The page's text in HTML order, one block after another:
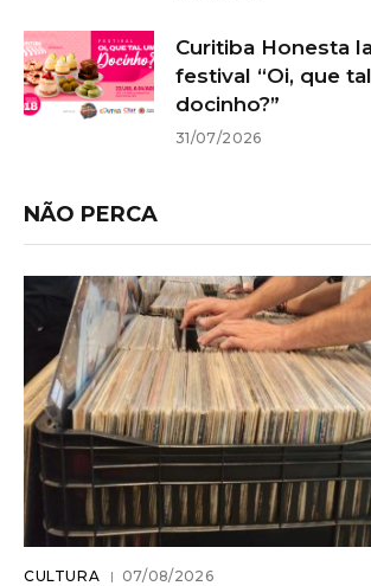
Curitiba Honesta
festival “Oi, que
docinho?”
31/07/2026
NÃO PERCA
CULTURA 07/08/2026